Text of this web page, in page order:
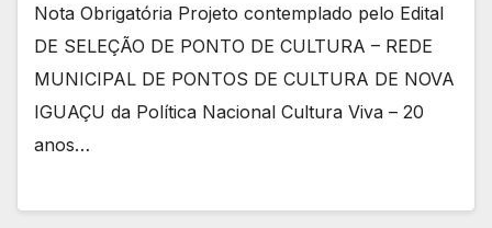
Nota Obrigatória Projeto contemplado pelo Edital
DE SELEÇÃO DE PONTO DE CULTURA – REDE
MUNICIPAL DE PONTOS DE CULTURA DE NOVA
IGUAÇU da Política Nacional Cultura Viva – 20
anos…